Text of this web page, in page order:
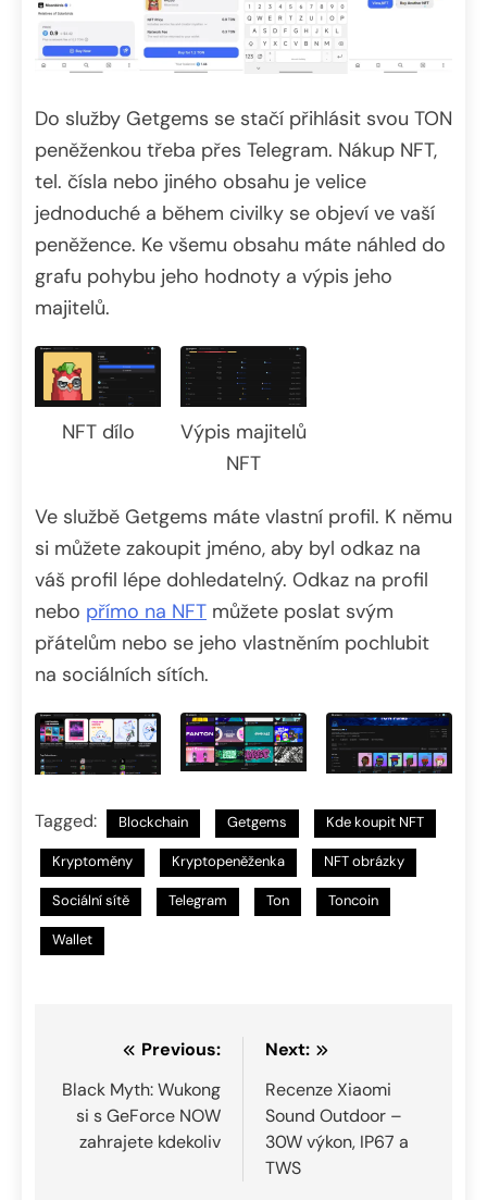
Do služby Getgems se stačí přihlásit svou TON
peněženkou třeba přes Telegram. Nákup NFT,
tel. čísla nebo jiného obsahu je velice
jednoduché a během civilky se objeví ve vaší
peněžence. Ke všemu obsahu máte náhled do
grafu pohybu jeho hodnoty a výpis jeho
majitelů.
NFT dílo
Výpis majitelů
NFT
Ve službě Getgems máte vlastní profil. K němu
si můžete zakoupit jméno, aby byl odkaz na
váš profil lépe dohledatelný. Odkaz na profil
nebo přímo na NFT můžete poslat svým
přátelům nebo se jeho vlastněním pochlubit
na sociálních sítích.
Tagged: Blockchain Getgems Kde koupit NFT
Kryptoměny Kryptopeněženka NFT obrázky
Sociální sítě Telegram Ton Toncoin
Wallet
Navigace
pro
příspěvek
Previous:
Black Myth: Wukong
si s GeForce NOW
zahrajete kdekoliv
Next:
Recenze Xiaomi
Sound Outdoor –
30W výkon, IP67 a
TWS